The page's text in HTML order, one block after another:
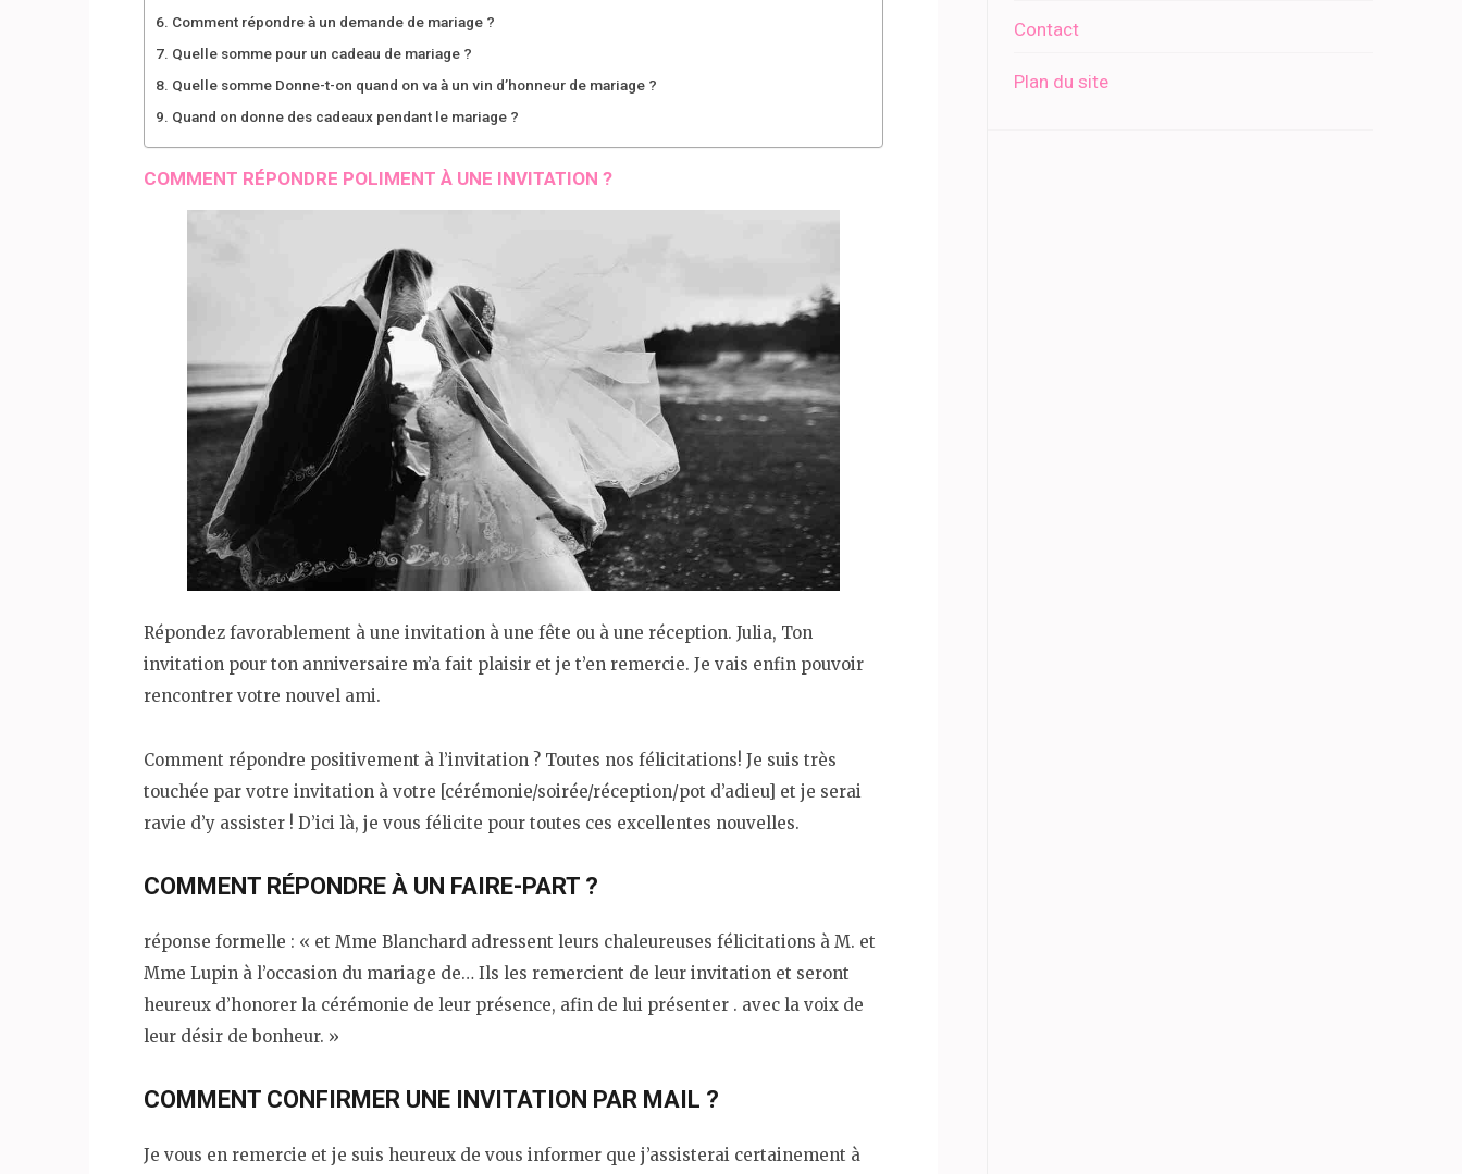
Comment répondre à un demande de mariage ?
Quelle somme pour un cadeau de mariage ?
Quelle somme Donne-t-on quand on va à un vin d’honneur de mariage ?
Quand on donne des cadeaux pendant le mariage ?
COMMENT RÉPONDRE POLIMENT À UNE INVITATION ?
Répondez favorablement à une invitation à une fête ou à une réception. Julia, Ton
invitation pour ton anniversaire m’a fait plaisir et je t’en remercie. Je vais enfin pouvoir
rencontrer votre nouvel ami.
Comment répondre positivement à l’invitation ? Toutes nos félicitations! Je suis très
touchée par votre invitation à votre [cérémonie/soirée/réception/pot d’adieu] et je serai
ravie d’y assister ! D’ici là, je vous félicite pour toutes ces excellentes nouvelles.
COMMENT RÉPONDRE À UN FAIRE-PART ?
réponse formelle : « et Mme Blanchard adressent leurs chaleureuses félicitations à M. et
Mme Lupin à l’occasion du mariage de… Ils les remercient de leur invitation et seront
heureux d’honorer la cérémonie de leur présence, afin de lui présenter . avec la voix de
leur désir de bonheur. »
COMMENT CONFIRMER UNE INVITATION PAR MAIL ?
Je vous en remercie et je suis heureux de vous informer que j’assisterai certainement à
Contact
Plan du site